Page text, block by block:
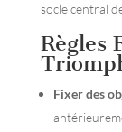
socle central
Règles
Fixer des